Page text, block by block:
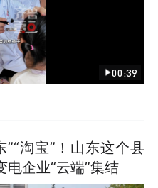
00:39
淘宝”！山东这个县
企业“云端”集结